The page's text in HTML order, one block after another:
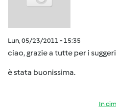
Lun, 05/23/2011 - 15:35
ciao, grazie a tutte per i
è stata buonissima.
In